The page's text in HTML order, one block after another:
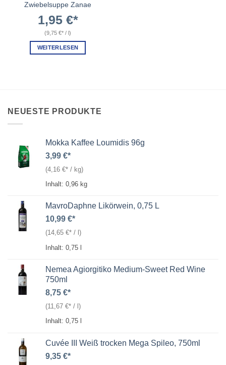
Zwiebelsuppe Zanae
1,95 €
(9,75 € / )
WEITERLESEN
NEUESTE PRODUKTE
Mokka Kaffee Loumidis 96g
3,99 €
(4,16 € / kg)
Inhalt: 0,96 kg
MavroDaphne Likörwein, 0,75 L
10,99 €
(14,65 € / )
Inhalt: 0,75 l
Nemea Agiorgitiko Medium-Sweet Red Wine
750ml
8,75 €
(11,67 € / )
Inhalt: 0,75
Cuvée III Weiß trocken Mega Spileo, 750ml
9,35 €